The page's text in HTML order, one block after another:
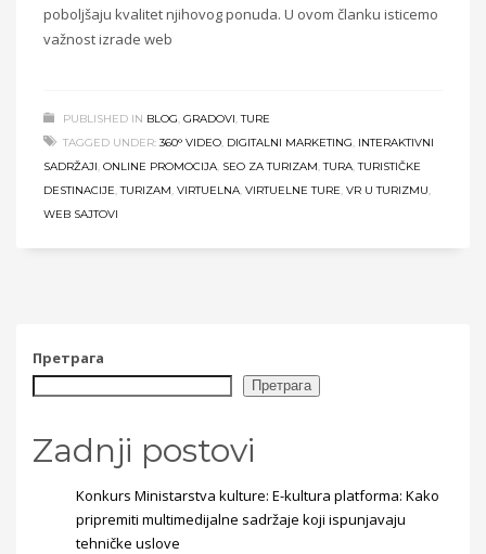
poboljšaju kvalitet njihovog ponuda. U ovom članku isticemo
važnost izrade web
PUBLISHED IN BLOG, GRADOVI,TURE
TAGGED UNDER: 360° VIDEO, DIGITALNI MARKETING, INTERAKTIVNI
SADRŽAJI, ONLINE PROMOCIJA, SEO ZA TURIZAM,TURA,TURISTIČKE
DESTINACIJE,TURIZAM, VIRTUELNA, VIRTUELNE TURE, VR U TURIZMU,
WEB SAJTOVI
Претрага
Претрага
Zadnji postovi
Konkurs Ministarstva kulture: E-kultura platforma: Kako
pripremiti multimedijalne sadržaje koji ispunjavaju
tehničke uslove